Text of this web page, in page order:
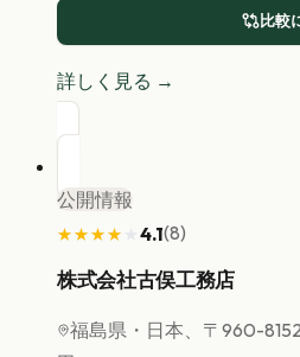
比較
詳しく見る →
公開情報
★★★★★
★★★★★ 4.1(8)
株式会社古俣工務店
福島県 ・日本、〒960-